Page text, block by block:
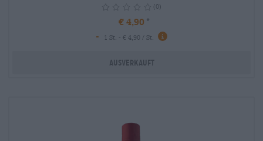
(0)
€ 4,90
-
1 St. - € 4,90 / St. info
Ausverkauft